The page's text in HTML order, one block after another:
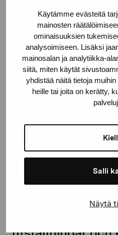
Käytämme evästeitä
mainosten
ominaisuuksien
analysoimiseen. Lisäksi
mainosalan ja analytiikka-
siitä, miten käytät
yhdistää näitä tietoja
heille tai joita on kerätty,
Salli
Näytä
Stiftelsen Pro
Gustav Wasas gata 11
10600 Ekenäs
proartibus@proartibus.fi
+358 (0)50 371 6339
Kontakta oss